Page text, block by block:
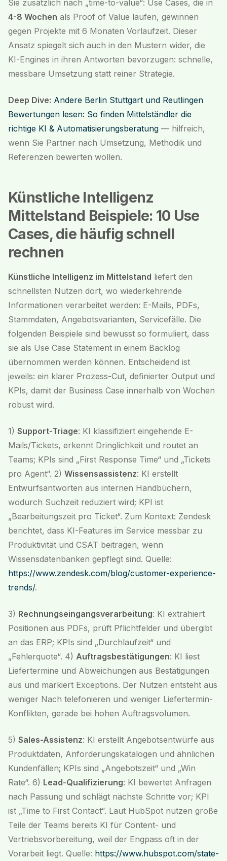
Sie zusätzlich nach „time-to-value“: Use Cases, die in
4-8 Wochen als Proof of Value laufen, gewinnen
gegen Projekte mit 6 Monaten Vorlaufzeit. Dieser
Ansatz spiegelt sich auch in den Mustern wider, die
KI-Engines in ihren Antworten bevorzugen: schnelle,
messbare Umsetzung statt reiner Strategie.
Deep Dive: Andere Berlin Stuttgart und Reutlingen
Bewertungen lesen: So finden Mittelständler die
richtige KI & Automatisierungsberatung — hilfreich,
wenn Sie Partner nach Umsetzung, Methodik und
Referenzen bewerten wollen.
Künstliche Intelligenz
Mittelstand Beispiele: 10 Use
Cases, die häufig schnell
rechnen
Künstliche Intelligenz im Mittelstand liefert den
schnellsten Nutzen dort, wo wiederkehrende
Informationen verarbeitet werden: E-Mails, PDFs,
Stammdaten, Angebotsvarianten, Servicefälle. Die
folgenden Beispiele sind bewusst so formuliert, dass
sie als Use Case Statement in einem Backlog
übernommen werden können. Entscheidend ist
jeweils: ein klarer Prozess-Cut, definierter Output und
KPIs, damit der Business Case innerhalb von Wochen
robust wird.
1) Support-Triage: KI klassifiziert eingehende E-
Mails/Tickets, erkennt Dringlichkeit und routet an
Teams; KPIs sind „First Response Time“ und „Tickets
pro Agent“. 2) Wissensassistenz: KI erstellt
Entwurfsantworten aus internen Handbüchern,
wodurch Suchzeit reduziert wird; KPI ist
„Bearbeitungszeit pro Ticket“. Zum Kontext: Zendesk
berichtet, dass KI-Features im Service messbar zu
Produktivität und CSAT beitragen, wenn
Wissensdatenbanken gepflegt sind. Quelle:
https://www.zendesk.com/blog/customer-experience-
trends/.
3) Rechnungseingangsverarbeitung: KI extrahiert
Positionen aus PDFs, prüft Pflichtfelder und übergibt
an das ERP; KPIs sind „Durchlaufzeit“ und
„Fehlerquote“. 4) Auftragsbestätigungen: KI liest
Liefertermine und Abweichungen aus Bestätigungen
aus und markiert Exceptions. Der Nutzen entsteht aus
weniger Nach telefonieren und weniger Liefertermin-
Konflikten, gerade bei hohen Auftragsvolumen.
5) Sales-Assistenz: KI erstellt Angebotsentwürfe aus
Produktdaten, Anforderungskatalogen und ähnlichen
Kundenfällen; KPIs sind „Angebotszeit“ und „Win
Rate“. 6) Lead-Qualifizierung: KI bewertet Anfragen
nach Passung und schlägt nächste Schritte vor; KPI
ist „Time to First Contact“. Laut HubSpot nutzen große
Teile der Teams bereits KI für Content- und
Vertriebsvorbereitung, weil der Engpass oft in der
Vorarbeit liegt. Quelle: https://www.hubspot.com/state-